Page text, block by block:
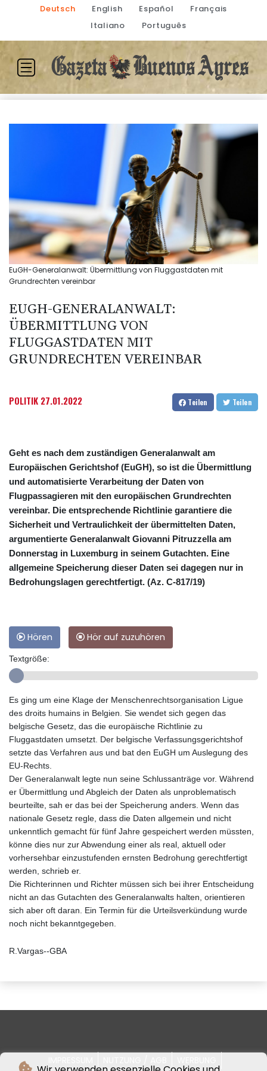
Deutsch English Español
Français
Italiano
Português
EuGH-Generalanwalt: Übermittlung von Fluggastdaten mit
Grundrechten vereinbar
EUGH-GENERALANWALT:
ÜBERMITTLUNG VON
FLUGGASTDATEN MIT
GRUNDRECHTEN VEREINBAR
POLITIK 27.01.2022 Teilen Teilen
Geht es nach dem zuständigen Generalanwalt am
Europäischen Gerichtshof (EuGH), so ist die Übermittlung
und automatisierte Verarbeitung der Daten von
Flugpassagieren mit den europäischen Grundrechten
vereinbar. Die entsprechende Richtlinie garantiere die
Sicherheit und Vertraulichkeit der übermittelten Daten,
argumentierte Generalanwalt Giovanni Pitruzzella am
Donnerstag in Luxemburg in seinem Gutachten. Eine
allgemeine Speicherung dieser Daten sei dagegen nur in
Bedrohungslagen gerechtfertigt. (Az. C-817/19)
Hören Hör auf zuzuhören
Textgröße:
Es ging um eine Klage der Menschenrechtsorganisation Ligue
des droits humains in Belgien. Sie wendet sich gegen das
belgische Gesetz, das die europäische Richtlinie zu
Fluggastdaten umsetzt. Der belgische Verfassungsgerichtshof
setzte das Verfahren aus und bat den EuGH um Auslegung des
EU-Rechts.
Der Generalanwalt legte nun seine Schlussanträge vor. Während
er Übermittlung und Abgleich der Daten als unproblematisch
beurteilte, sah er das bei der Speicherung anders. Wenn das
nationale Gesetz regle, dass die Daten allgemein und nicht
unkenntlich gemacht für fünf Jahre gespeichert werden müssten,
könne dies nur zur Abwendung einer als real, aktuell oder
vorhersehbar einzustufenden ernsten Bedrohung gerechtfertigt
werden, schrieb er.
Die Richterinnen und Richter müssen sich bei ihrer Entscheidung
nicht an das Gutachten des Generalanwalts halten, orientieren
sich aber oft daran. Ein Termin für die Urteilsverkündung wurde
noch nicht bekanntgegeben.
R.Vargas--GBA